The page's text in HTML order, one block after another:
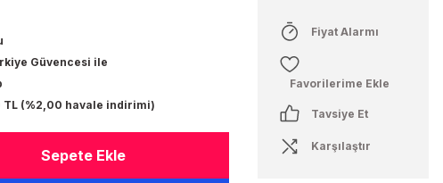
Güvencesi ile
TL (%2,00 havale indirimi)
Sepete Ekle
Fiyat Alarmı
Tavsiye Et
Karşılaştır